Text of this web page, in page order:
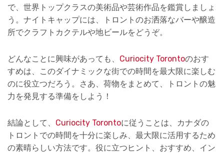
で、世界トップクラスの美術品や芸術作品を鑑賞しましょ
う。ナイトキャップには、トロントのお洒落なバーや醸造
所でクラフトカクテルや地ビールをどうぞ。
どんなことに興味があっても、 Curiocity Torontoのおす
すめは、このダイナミックな街での時間を最大限に楽しむ
のに役立つだろう。さあ、荷物をまとめて、トロントの魅
力を発見する準備をしよう！
結論として、 Curiocity Torontoに従うことは、カナダの
トロントでの時間を十分に楽しみ、最大限に活用するため
の素晴らしい方法です。役に立つヒント、おすすめ、イン